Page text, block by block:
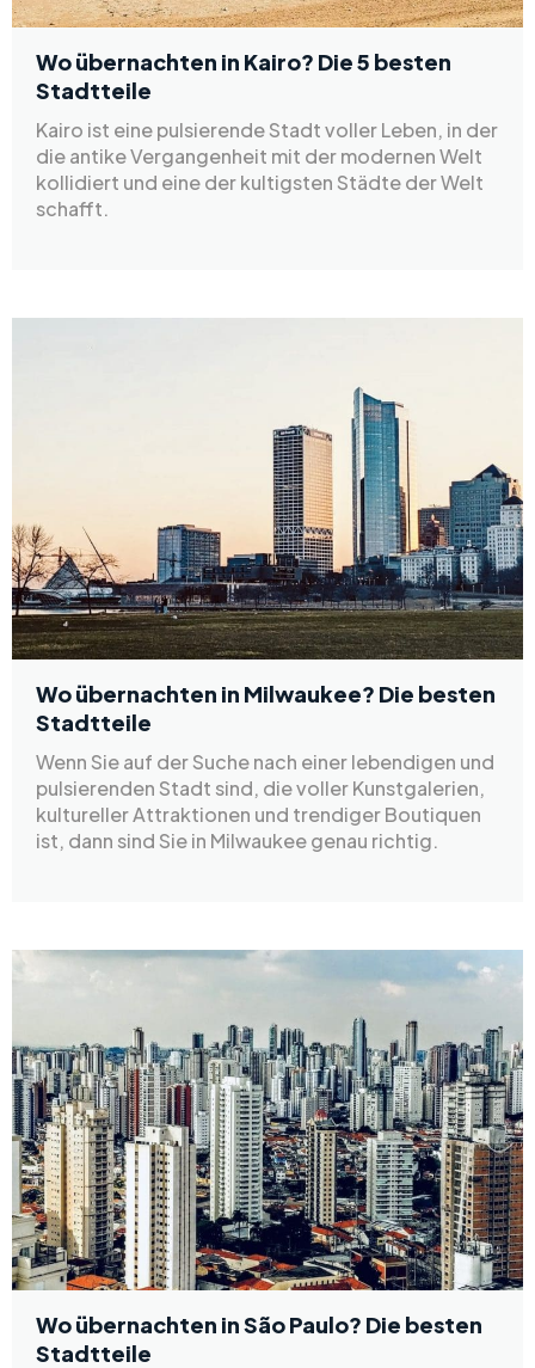
Wo übernachten in Kairo? Die 5 besten
Stadtteile
Kairo ist eine pulsierende Stadt voller Leben, in der
die antike Vergangenheit mit der modernen Welt
kollidiert und eine der kultigsten Städte der Welt
schafft.
Wo übernachten in Milwaukee? Die besten
Stadtteile
Wenn Sie auf der Suche nach einer lebendigen und
pulsierenden Stadt sind, die voller Kunstgalerien,
kultureller Attraktionen und trendiger Boutiquen
ist, dann sind Sie in Milwaukee genau richtig.
Wo übernachten in São Paulo? Die besten
Stadtteile